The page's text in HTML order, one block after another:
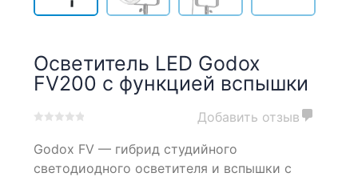
Осветитель LED Godox
FV200 с функцией вспышки
out
Добавить отзыв
Godox FV — гибрид студийного
светодиодного осветителя и вспышки с